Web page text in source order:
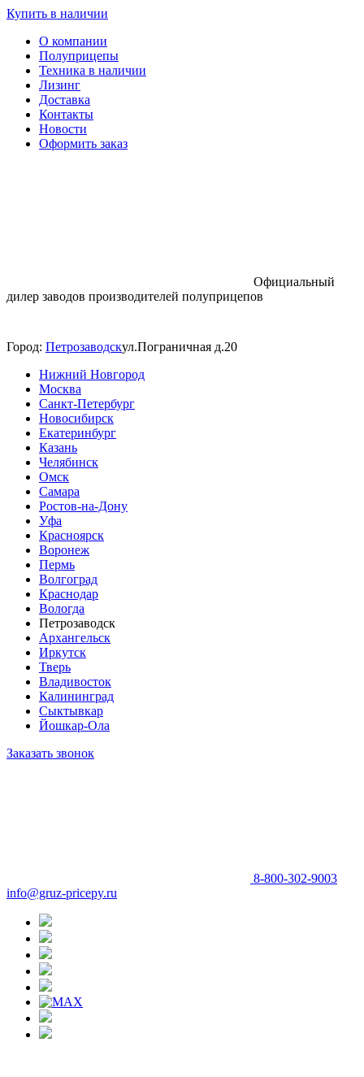
Купить в наличии
О компании
Полуприцепы
Техника в наличии
Лизинг
Доставка
Контакты
Новости
Оформить заказ
Официальный
дилер заводов производителей полуприцепов
Город: Петрозаводскул.Пограничная д.20
Нижний Новгород
Москва
Санкт-Петербург
Новосибирск
Екатеринбург
Казань
Челябинск
Омск
Самара
Ростов-на-Дону
Уфа
Красноярск
Воронеж
Пермь
Волгоград
Краснодар
Вологда
Петрозаводск
Архангельск
Иркутск
Тверь
Владивосток
Калининград
Сыктывкар
Йошкар-Ола
Заказать звонок
8-800-302-9003
info@gruz-pricepy.ru